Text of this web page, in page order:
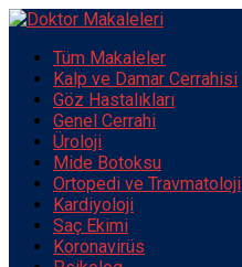
Tüm Makaleler
Kalp ve Damar Cerrahisi
Göz Hastalıkları
Genel Cerrahi
Üroloji
Mide Botoksu
Ortopedi ve Travmatoloji
Kardiyoloji
Saç Ekimi
Koronavirüs